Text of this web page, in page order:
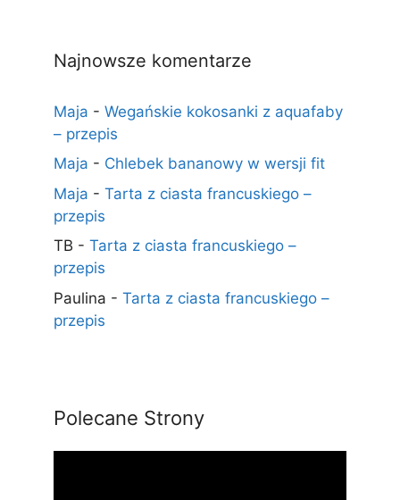
Najnowsze komentarze
Maja - Wegańskie kokosanki z aquafaby
– przepis
Maja - Chlebek bananowy w wersji fit
Maja - Tarta z ciasta francuskiego –
przepis
TB - Tarta z ciasta francuskiego –
przepis
Paulina - Tarta z ciasta francuskiego –
przepis
Polecane Strony